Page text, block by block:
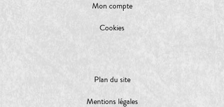
Mon compte
Cookies
Plan du site
Mentions légales